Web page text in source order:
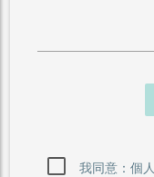
我同意：個